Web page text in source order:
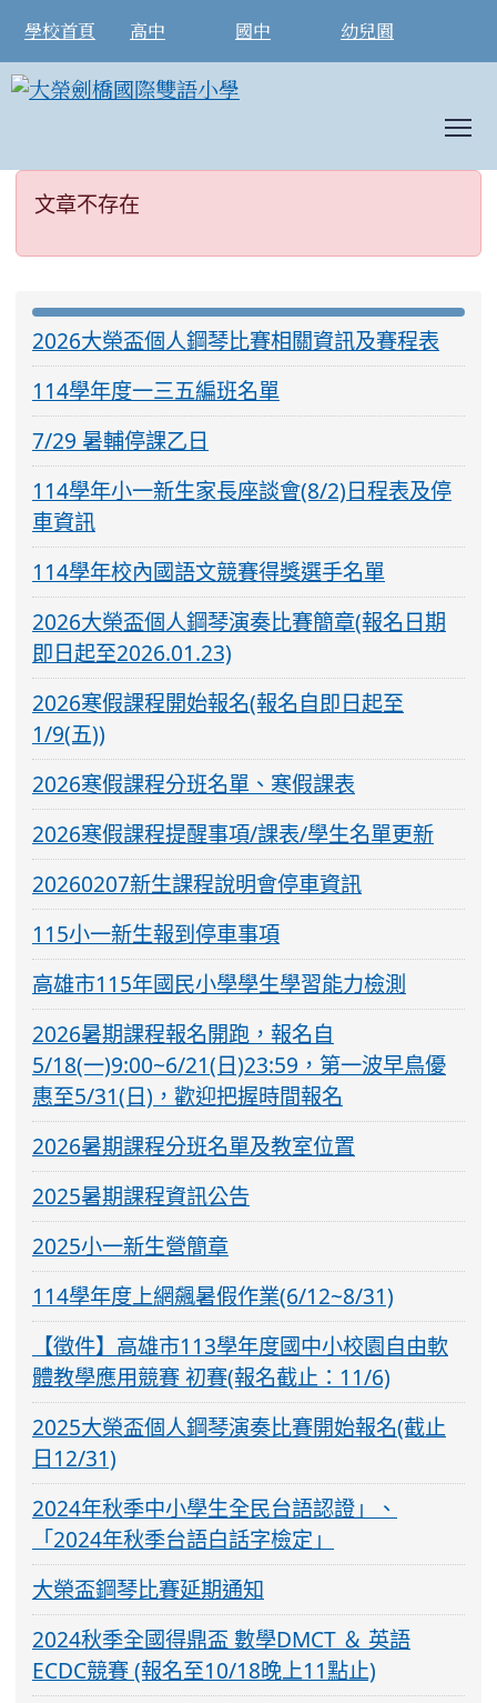
學校首頁 高中 國中 幼兒園
:::文章不存在
文章不存在
2026大榮盃個人鋼琴比賽相關資訊及賽程表
114學年度一三五編班名單
7/29 暑輔停課乙日
114學年小一新生家長座談會(8/2)日程表及停
車資訊
114學年校內國語文競賽得獎選手名單
2026大榮盃個人鋼琴演奏比賽簡章(報名日期
即日起至2026.01.23)
2026寒假課程開始報名(報名自即日起至
1/9(五))
2026寒假課程分班名單、寒假課表
2026寒假課程提醒事項/課表/學生名單更新
20260207新生課程說明會停車資訊
115小一新生報到停車事項
高雄市115年國民小學學生學習能力檢測
2026暑期課程報名開跑，報名自
5/18(一)9:00~6/21(日)23:59，第一波早鳥優
惠至5/31(日)，歡迎把握時間報名
2026暑期課程分班名單及教室位置
2025暑期課程資訊公告
2025小一新生營簡章
114學年度上網飆暑假作業(6/12~8/31)
【徵件】高雄市113學年度國中小校園自由軟
體教學應用競賽 初賽(報名截止：11/6)
2025大榮盃個人鋼琴演奏比賽開始報名(截止
日12/31)
2024年秋季中小學生全民台語認證」、
「2024年秋季台語白話字檢定」
大榮盃鋼琴比賽延期通知
2024秋季全國得鼎盃 數學DMCT ＆ 英語
ECDC競賽 (報名至10/18晚上11點止)